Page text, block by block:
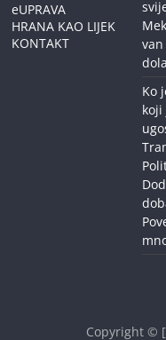
eUPRAVA
HRANA KAO LIJEK
KONTAKT
Ko
koji
Copyright ©